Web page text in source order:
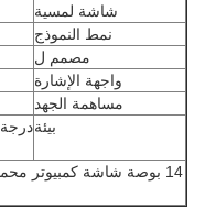
شاشة لمسية
نمط النموذج
مصمم ل
واجهة الإشارة
مساهمة الجهد
بيئة